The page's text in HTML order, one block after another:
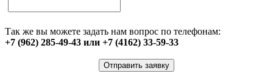
Так же вы можете задать нам вопрос по телефонам:
+7 (962) 285-49-43 или +7 (4162) 33-59-33
Отправить заявку